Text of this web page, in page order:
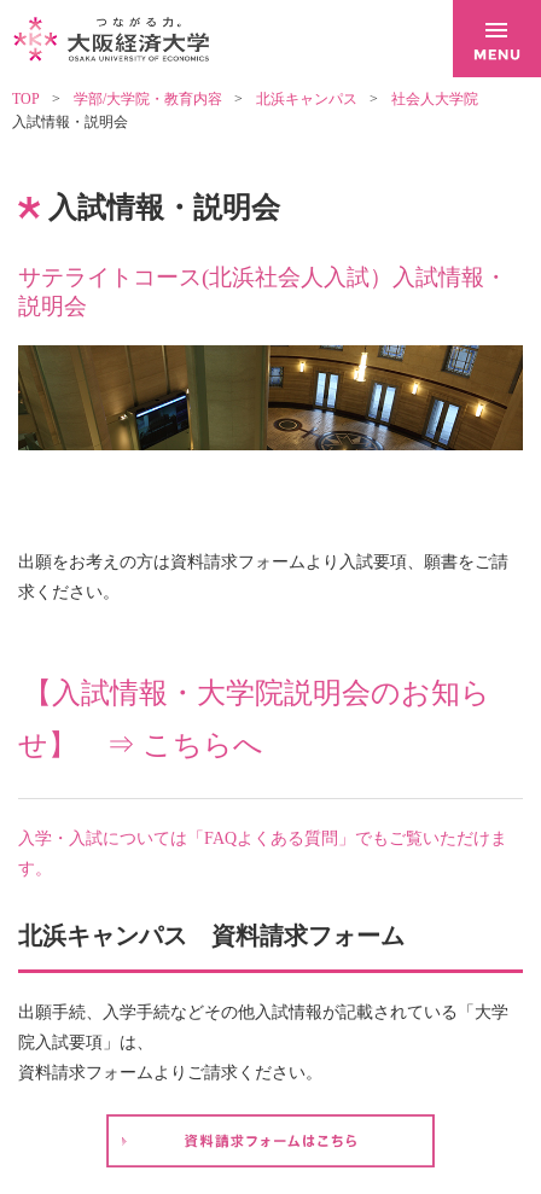
TOP 学部/大学院・教育内容 北浜キャンパス
社会人大学院
入試情報・説明会
入試情報・説明会
サテライトコース(北浜社会人入試）入試情報・
説明会
出願をお考えの方は資料請求フォームより入試要項、願書をご請
求ください。
【入試情報・ 大学院説明会のお知ら
せ】
⇒ こちらへ
入学・入試については「FAQよくある質問」でもご覧いただけま
す。
北浜キャンパス 資料請求フォーム
出願手続、入学手続などその他入試情報が記載されている「大学
院入試要項」は、
資料請求フォームよりご請求ください。